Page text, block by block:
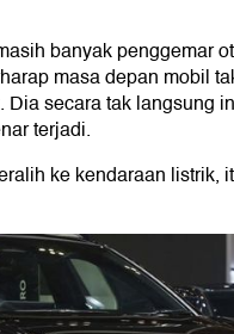
banyak penggemar
masa depan mobil
Dia secara tak langsung
terjadi.
ke kendaraan listrik,